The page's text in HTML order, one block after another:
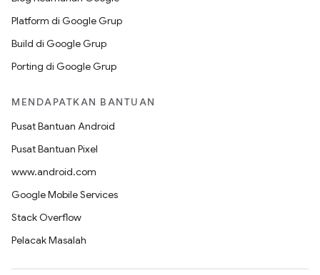
Platform di Google Grup
Build di Google Grup
Porting di Google Grup
MENDAPATKAN BANTUAN
Pusat Bantuan Android
Pusat Bantuan Pixel
www.android.com
Google Mobile Services
Stack Overflow
Pelacak Masalah